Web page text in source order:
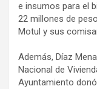
e insumos para el
22 millones de
Motul y sus
Además, Díaz
Nacional de
Ayuntamiento